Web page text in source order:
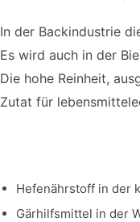
In der Backindustrie
Es wird auch in der
Die hohe Reinheit,
Zutat für
Hefenährstoff in der
Gärhilfsmittel in der